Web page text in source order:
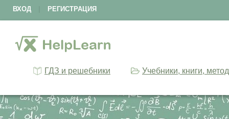
ВХОД РЕГИСТРАЦИЯ
ГДЗ и решебники Учебники, книги,